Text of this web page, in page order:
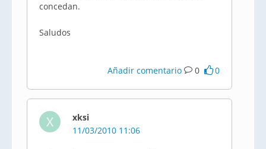
concedan.
Saludos
Añadir comentario 0 0
X
xksi
11/03/2010 11:06